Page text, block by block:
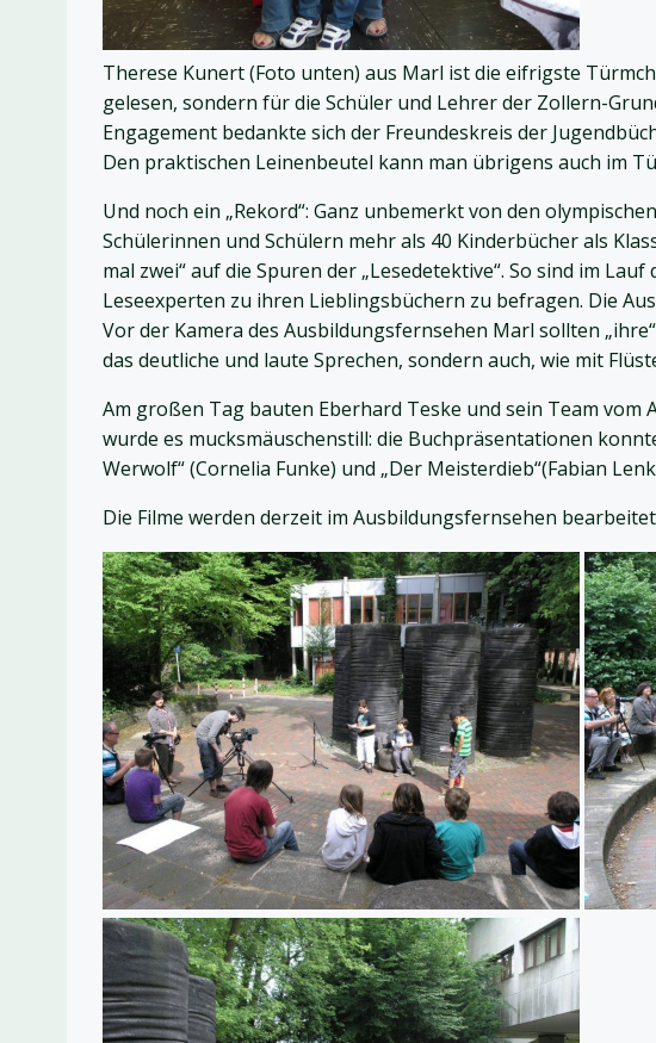
Therese Kunert (Foto unten) aus Marl ist die eifrigste
gelesen, sondern für die Schüler und Lehrer der Zollern-
Engagement bedankte sich der Freundeskreis der
Den praktischen Leinenbeutel kann man übrigens auch im
Und noch ein „Rekord“: Ganz unbemerkt von den
Schülerinnen und Schülern mehr als 40 Kinderbücher als
mal zwei“ auf die Spuren der „Lesedetektive“. So sind im
Leseexperten zu ihren Lieblingsbüchern zu befragen. Die
Vor der Kamera des Ausbildungsfernsehen Marl sollten
das deutliche und laute Sprechen, sondern auch, wie mit
Am großen Tag bauten Eberhard Teske und sein Team
wurde es mucksmäuschenstill: die Buchpräsentationen
Werwolf“ (Cornelia Funke) und „Der Meisterdieb“(Fabian
Die Filme werden derzeit im Ausbildungsfernsehen